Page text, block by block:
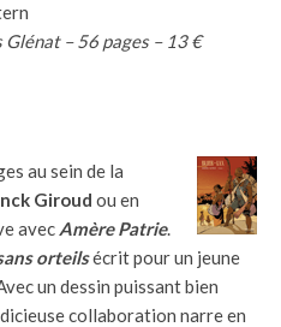
– 56 pages – 13 €
au sein de la
Giroud ou en
avec Amère Patrie.
orteilsécrit pour un jeune
un dessin puissant bien
collaboration narre en